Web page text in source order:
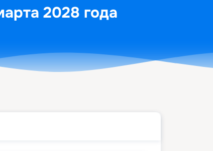
2028 года